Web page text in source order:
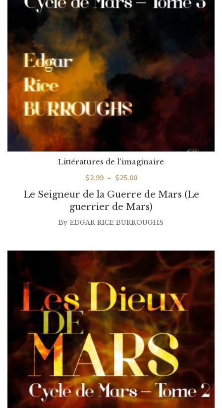
Le Seigneur de la Guerre de Mars (Le
guerrier de Mars)
Littératures de l'imaginaire
$2.99 – $25.00Plage
de
prix :
$2.99
By EDGAR RICE BURROUGHS